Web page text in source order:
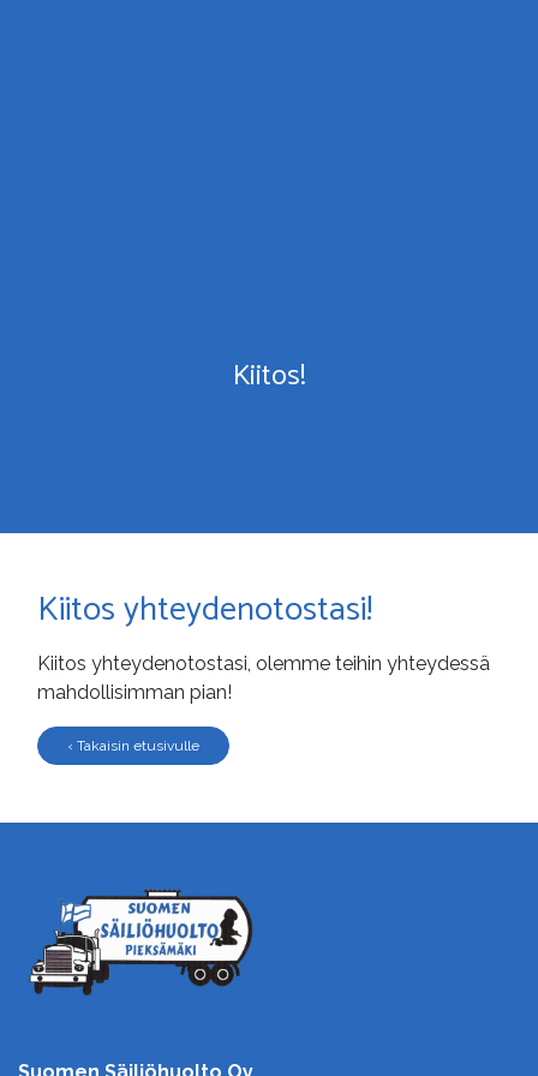
Kiitos!
Kiitos yhteydenotostasi!
Kiitos yhteydenotostasi, olemme teihin yhteydessä
mahdollisimman pian!
‹ Takaisin etusivulle